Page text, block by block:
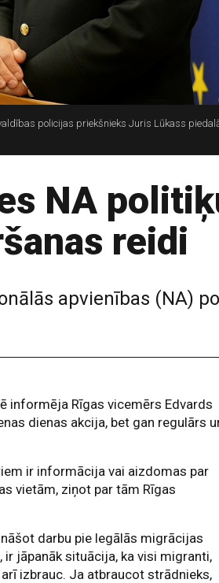
policijas priekšnieks Juris Lūkass
NA
reidi
apvienības (NA)
informēja Rīgas vicemērs Edvards
dienas akcija, bet gan regulārs
ir informācija vai aizdomas par
vietām, ziņot par tām Rīgas
darbu pie legālās migrācijas
ir jāpanāk situācija, ka visi migranti,
izbrauc. Ja atbraucot strādnieks,